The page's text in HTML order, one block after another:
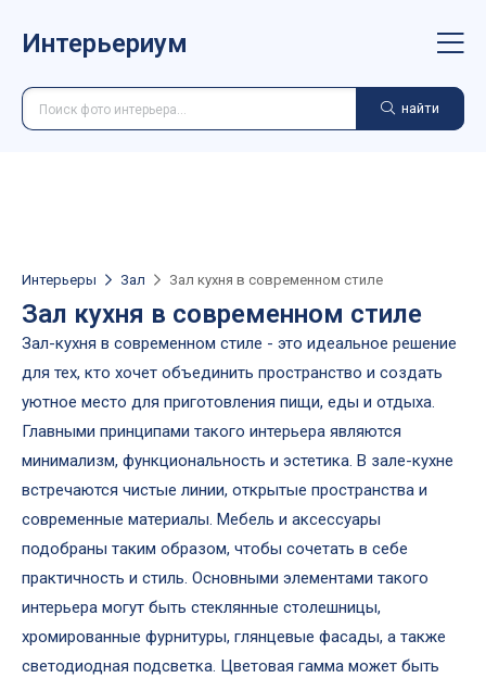
Интерьериум
найти
Интерьеры Зал Зал кухня в современном стиле
Зал кухня в современном стиле
Зал-кухня в современном стиле - это идеальное решение
для тех, кто хочет объединить пространство и создать
уютное место для приготовления пищи, еды и отдыха.
Главными принципами такого интерьера являются
минимализм, функциональность и эстетика. В зале-кухне
встречаются чистые линии, открытые пространства и
современные материалы. Мебель и аксессуары
подобраны таким образом, чтобы сочетать в себе
практичность и стиль. Основными элементами такого
интерьера могут быть стеклянные столешницы,
хромированные фурнитуры, глянцевые фасады, а также
светодиодная подсветка. Цветовая гамма может быть